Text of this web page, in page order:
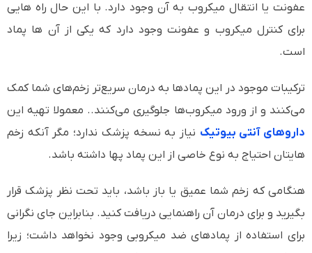
عفونت یا انتقال میکروب به آن وجود دارد. با این حال راه هایی
برای کنترل میکروب و عفونت وجود دارد که یکی از آن ها پماد
است.
ترکیبات موجود در این پمادها به درمان سریع‌تر زخم‌های شما کمک
می‌کنند و از ورود میکروب‌ها جلوگیری می‌کنند.. معمولا تهیه این
داروهای آنتی بیوتیک نیاز به نسخه پزشک ندارد؛ مگر آنکه زخم
هایتان احتیاج به نوع خاصی از این پماد پها داشته باشد.
هنگامی که زخم شما عمیق یا باز باشد، باید تحت نظر پزشک قرار
بگیرید و برای درمان آن راهنمایی دریافت کنید. بنابراین جای نگرانی
برای استفاده از پمادهای ضد میکروبی وجود نخواهد داشت؛ زیرا